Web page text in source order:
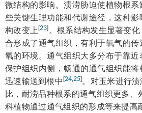
微结构的影响。渍涝胁迫使植物根
些关键生理功能和代谢途径，这种
构改变上[23] 。根系结构发生显著变
合形成了通气组织，有利于氧气的
氧的环境。通气组织大多分布于靠
保护组织内侧，畅通的通气组织能
迅速输送到根中[24,25]。对玉米进行
比，耐涝品种根系的通气组织更多、
科植物通过通气组织的形成等来提高